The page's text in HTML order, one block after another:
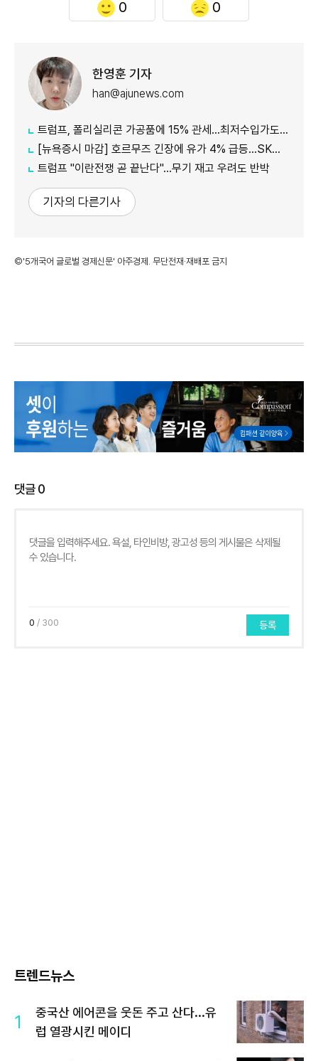
0 0
한영훈 기자
han@ajunews.com
트럼프, 폴리실리콘 가공품에 15% 관세…최저수입가도 도입
[뉴욕증시 마감] 호르무즈 긴장에 유가 4% 급등…SK하이닉스 ADR 5%↓
트럼프 "이란전쟁 곧 끝난다"…무기 재고 우려도 반박
기자의 다른기사
©'5개국어 글로벌 경제신문' 아주경제. 무단전재·재배포 금지
댓글0
0 / 300 등록
트렌드뉴스
1
중국산 에어콘을 웃돈 주고 산다...유
럽 열광시킨 메이디